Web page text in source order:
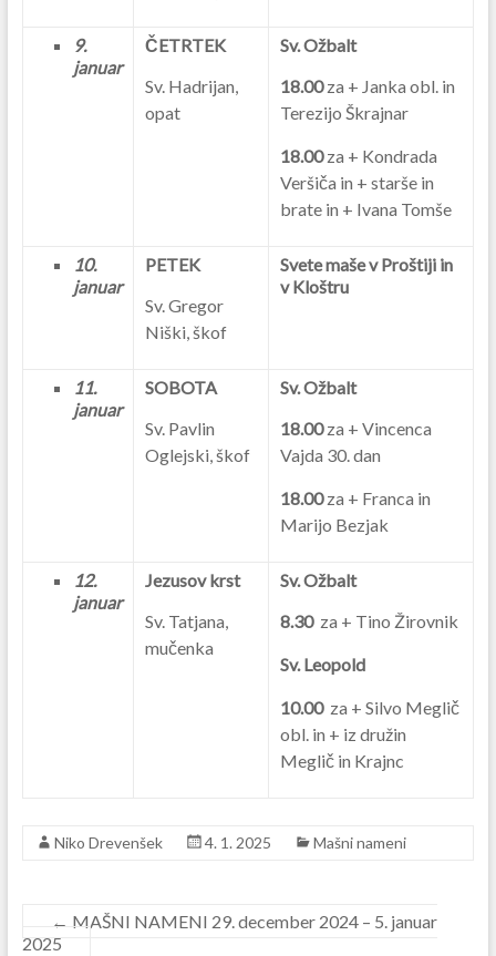
9.
januar
ČETRTEK
Sv. Hadrijan,
opat
Sv. Ožbalt
18.00za + Janka obl. in
Terezijo Škrajnar
18.00za + Kondrada
Veršiča in + starše in
brate in + Ivana Tomše
10.
januar
PETEK
Sv. Gregor
Niški, škof
Svete maše v Proštiji in
v Kloštru
11.
januar
SOBOTA
Sv. Pavlin
Oglejski, škof
Sv. Ožbalt
18.00za + Vincenca
Vajda 30. dan
18.00za + Franca in
Marijo Bezjak
12.
januar
Jezusov krst
Sv. Tatjana,
mučenka
Sv. Ožbalt
8.30 za + Tino Žirovnik
Sv. Leopold
10.00 za + Silvo Meglič
obl. in + iz družin
Meglič in Krajnc
Niko Drevenšek 4. 1. 2025 Mašni nameni
← MAŠNI NAMENI 29. december 2024 – 5. januar
2025